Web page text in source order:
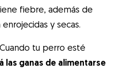
fiebre, además de
y secas.
Cuando tu perro esté
las ganas de alimentarse